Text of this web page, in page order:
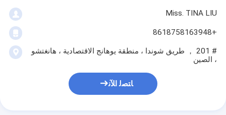
Miss. TINA LIU
+8618758163948
# 201 ， طريق شوندا ، منطقة يوهانج الاقتصادية ، هانغتشو
، الصين
ﺎﺘﺼﻟ ﺍﻶﻧ